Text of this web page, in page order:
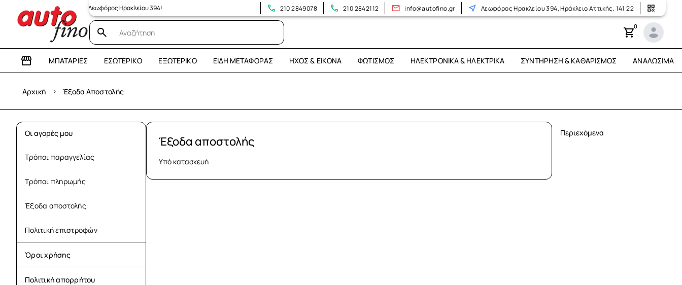
το νέο μας κατάστημα: Λεωφόρος Ηρακλείου 394! 210 2849078 210 2842112 info@autofino.gr Λεωφόρος Ηρακλείου 394, Ηράκλειο Αττικής, 141 22
0
ΜΠΑΤΑΡΊΕΣ ΕΣΩΤΕΡΙΚΌ ΕΞΩΤΕΡΙΚΌ ΕΊΔΗ ΜΕΤΑΦΟΡΆΣ ΉΧΟΣ & ΕΙΚΌΝΑ ΦΩΤΙΣΜΌΣ ΗΛΕΚΤΡΟΝΙΚΆ & ΗΛΕΚΤΡΙΚΆ ΣΥΝΤΉΡΗΣΗ & ΚΑΘΑΡΙΣΜΌΣ ΑΝΑΛΏΣΙΜΑ
Αρχική › Έξοδα Αποστολής
Οι αγορές μου
Τρόποι παραγγελίας
Τρόποι πληρωμής
Έξοδα αποστολής
Πολιτική επιστροφών
Όροι χρήσης
Πολιτική απορρήτου
Έξοδα αποστολής
Υπό κατασκευή
Περιεχόμενα